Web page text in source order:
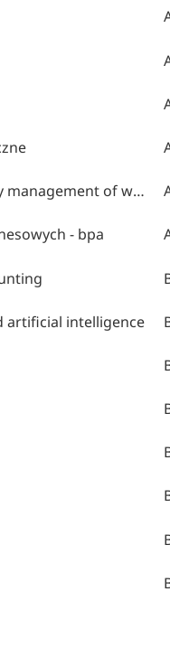
Aquamatics - interdisciplinary management of water environments
- bpa
artificial intelligence